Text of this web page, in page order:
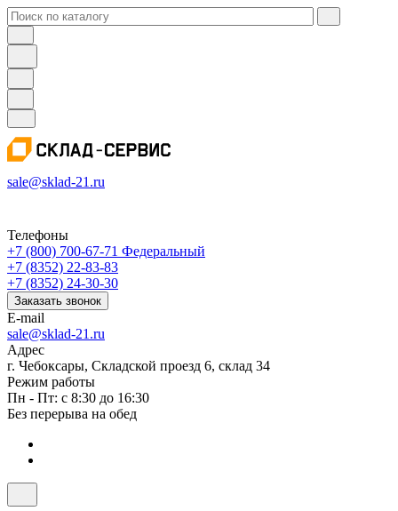
sale@sklad-21.ru
Телефоны
+7 (800) 700-67-71 Федеральный
+7 (8352) 22-83-83
+7 (8352) 24-30-30
Заказать звонок
E-mail
sale@sklad-21.ru
Адрес
г. Чебоксары, Складской проезд 6, склад 34
Режим работы
Пн - Пт: с 8:30 до 16:30
Без перерыва на обед